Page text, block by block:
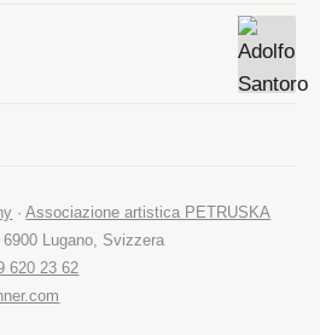
·Associazione artistica PETRUSKA
Lugano, Svizzera
620 23 62